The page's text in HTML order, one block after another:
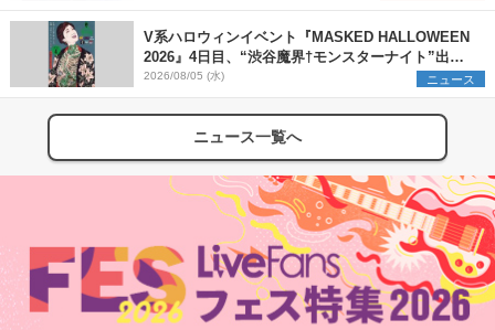
V系ハロウィンイベント『MASKED HALLOWEEN
2026』4日目、“渋谷魔界†モンスターナイト”出演6
組を発表
2026/08/05 (水) ニュース
ニュース一覧へ